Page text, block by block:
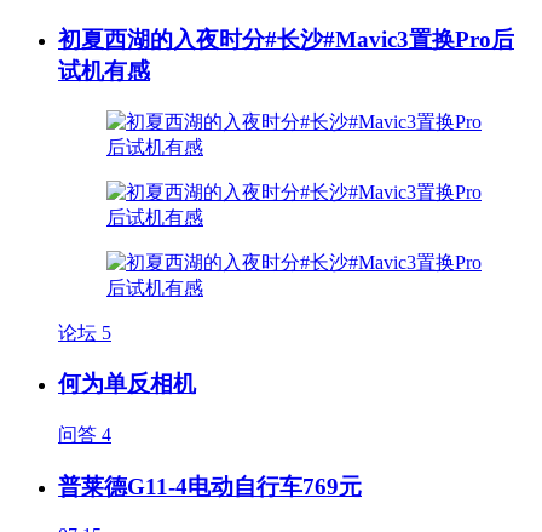
初夏西湖的入夜时分#长沙#Mavic3置换Pro后
试机有感
论坛 5
何为单反相机
问答 4
普莱德G11-4电动自行车769元